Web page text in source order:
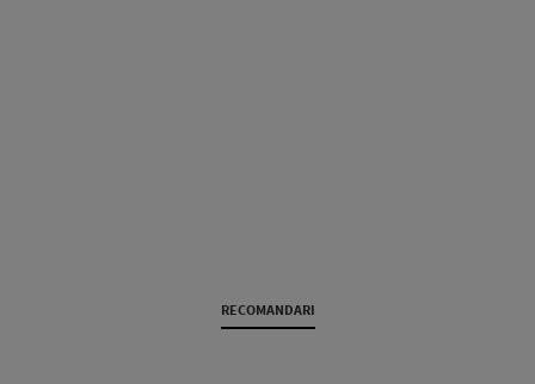
RECOMANDARI